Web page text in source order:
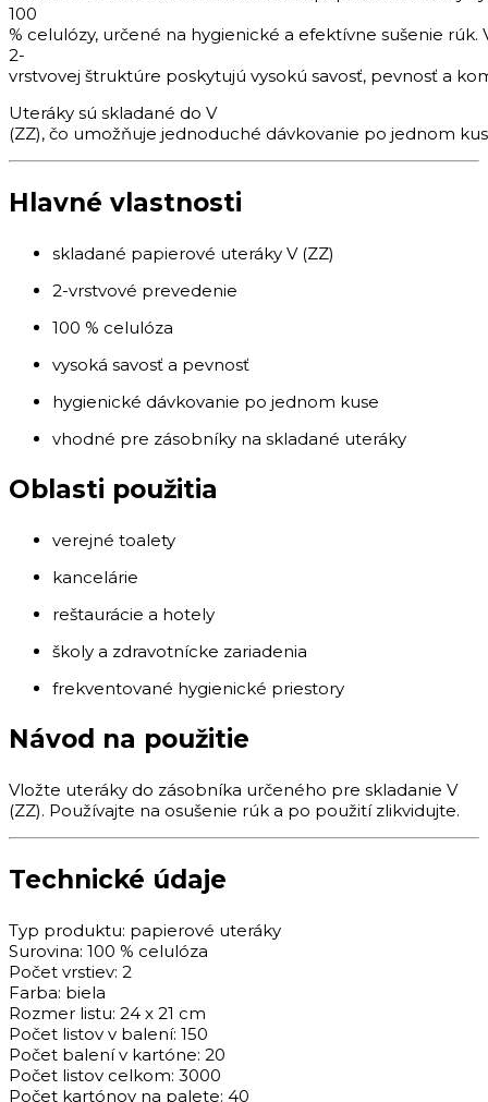
100
% celulózy, určené na hygienické a efektívne sušenie rúk.
2-
vrstvovej štruktúre poskytujú vysokú savosť, pevnosť a
Uteráky sú skladané do V
(ZZ), čo umožňuje jednoduché dávkovanie po jednom
Hlavné vlastnosti
skladané papierové uteráky V (ZZ)
2-vrstvové prevedenie
100 % celulóza
vysoká savosť a pevnosť
hygienické dávkovanie po jednom kuse
vhodné pre zásobníky na skladané uteráky
Oblasti použitia
verejné toalety
kancelárie
reštaurácie a hotely
školy a zdravotnícke zariadenia
frekventované hygienické priestory
Návod na použitie
Vložte uteráky do zásobníka určeného pre skladanie V
(ZZ). Používajte na osušenie rúk a po použití zlikvidujte.
Technické údaje
Typ produktu: papierové uteráky
Surovina: 100 % celulóza
Počet vrstiev: 2
Farba: biela
Rozmer listu: 24 x 21 cm
Počet listov v balení: 150
Počet balenív kartóne: 20
Počet listov celkom: 3000
Počet kartónov na palete: 40